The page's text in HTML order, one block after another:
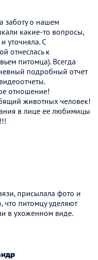
заботу о нашем
какие-то вопросы,
уточняла. С
отнеслась к
питомца). Всегда
подробный отчет
отношение!
животных человек!
в лице ее любимицы
присылала фото и
что питомцу уделяют
в ухоженном виде.